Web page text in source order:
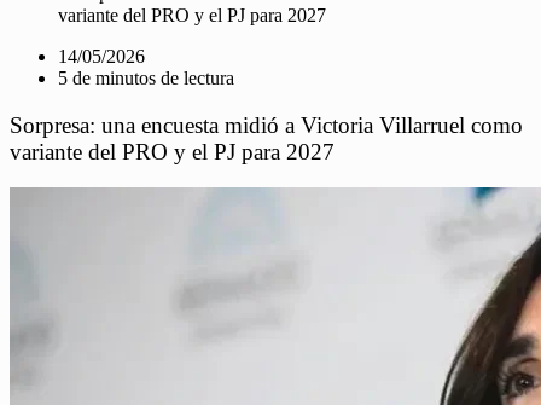
variante del PRO y el PJ para 2027
14/05/2026
5 de minutos de lectura
Sorpresa: una encuesta midió a Victoria Villarruel como
variante del PRO y el PJ para 2027